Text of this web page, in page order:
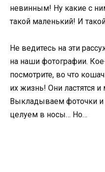
невинным! Ну какие с
такой маленький! И
Не ведитесь на эти
на наши фотографии.
посмотрите, во что
их жизнь! Они ластятся
Выкладываем фоточки
целуем в носы… Но…